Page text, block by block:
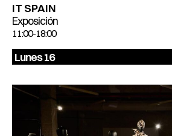
IT SPAIN
Exposición
11:00-18:00
Lunes 16